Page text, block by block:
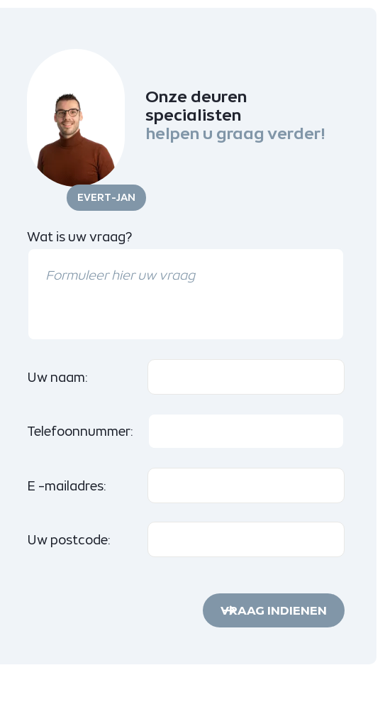
EVERT-JAN
Onze deuren
specialisten
helpen u graag verder!
Wat is uw vraag?
Uw naam:
Telefoonnummer:
E -mailadres:
Uw postcode:
VRAAG INDIENEN